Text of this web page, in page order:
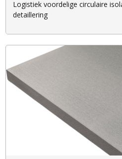
Logistiek voordelige circulaire
detaillering